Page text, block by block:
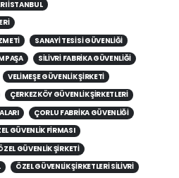
İSTANBUL
SANAYI TESISI GÜVENLIĞI
SILIVRI FABRIKA GÜVENLIĞI
VELIMEŞE GÜVENLIK ŞIRKETI
ÇERKEZKÖY GÜVENLIK ŞIRKETLERI
ÇORLU FABRIKA GÜVENLIĞI
GÜVENLIK FIRMASI
GÜVENLIK ŞIRKETI
ÖZEL GÜVENLIK ŞIRKETLERI SILIVRI